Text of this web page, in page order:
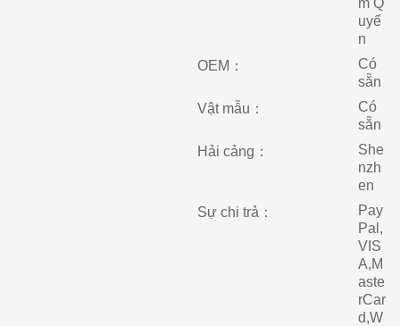
m Q
uyế
n
OEM：
Có
sẵn
Vật mẫu：
Có
sẵn
Hải cảng：
She
nzh
en
Sự chi trả：
Pay
Pal,
VIS
A,M
aste
rCar
d,W